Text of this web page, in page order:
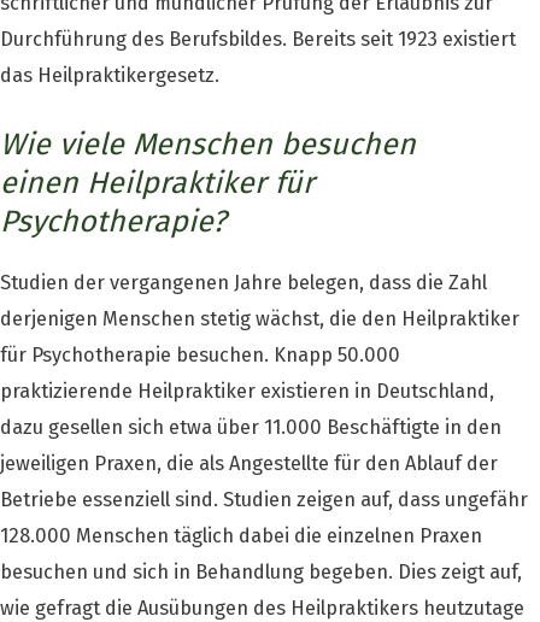
Durchführung des Berufsbildes. Bereits seit 1923 existiert
das Heilpraktikergesetz.
Wie viele Menschen besuchen
einen Heilpraktiker für
Psychotherapie?
Studien der vergangenen Jahre belegen, dass die Zahl
derjenigen Menschen stetig wächst, die den Heilpraktiker
für Psychotherapie besuchen. Knapp 50.000
praktizierende Heilpraktiker existieren in Deutschland,
dazu gesellen sich etwa über 11.000 Beschäftigte in den
jeweiligen Praxen, die als Angestellte für den Ablauf der
Betriebe essenziell sind. Studien zeigen auf, dass ungefähr
128.000 Menschen täglich dabei die einzelnen Praxen
besuchen und sich in Behandlung begeben. Dies zeigt auf,
wie gefragt die Ausübungen des Heilpraktikers heutzutage